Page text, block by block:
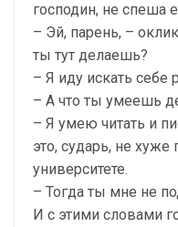
господин, не спеша
– Эй, парень, –
ты тут делаешь?
– Я иду искать себе
– А что ты умеешь
– Я умею читать и
это, сударь, не
университете.
– Тогда ты мне не
И с этими словами